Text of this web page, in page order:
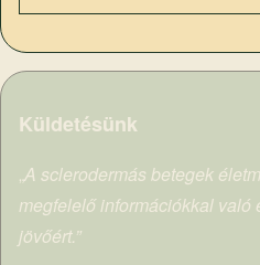
Küldetésünk
„A sclerodermás betegek
megfelelő információkkal való
jövőért.”